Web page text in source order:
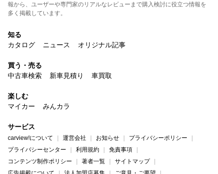
報から、ユーザーや専門家のリアルなレビューまで購入検討に役立つ情報を
多く掲載しています。
知る
カタログ
ニュース オリジナル記事
買う・売る
中古車検索
新車見積り 車買取
楽しむ
マイカー
みんカラ
サービス
carview!について 運営会社 お知らせ
プライバシーポリシー
プライバシーセンター
利用規約
免責事項
コンテンツ制作ポリシー
著者一覧
サイトマップ